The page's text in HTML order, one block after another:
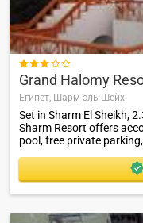

Grand Halomy
Египет, Шарм-эль-Шейх
Set in Sharm El Sheikh,
Sharm Resort offers
pool, free private